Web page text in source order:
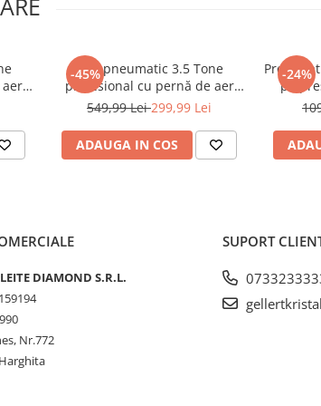
-45%
Cric pneumatic 3.5 Tone
profesional cu pernă de aer
pentru vulcanizare (KD470)
549,99 Lei299,99 Lei
ADAUGA IN COS
-24%
pe
DIAMOND S.R.L.
Nr.772
SUPORT